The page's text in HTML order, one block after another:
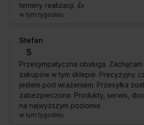
terminy realizacji. 👍️
w tym tygodniu
Stefan
5
Przesympatyczna obsługa.
zakupów w tym sklepie. Precyzyjny
jestem pod wrażeniem. Przesyłka
zabezpieczona. Produkty, serwis,
na najwyższym poziomie.
w tym tygodniu